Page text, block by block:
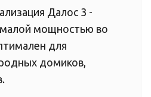
Далос 3 -
мощностью во
для
домиков,